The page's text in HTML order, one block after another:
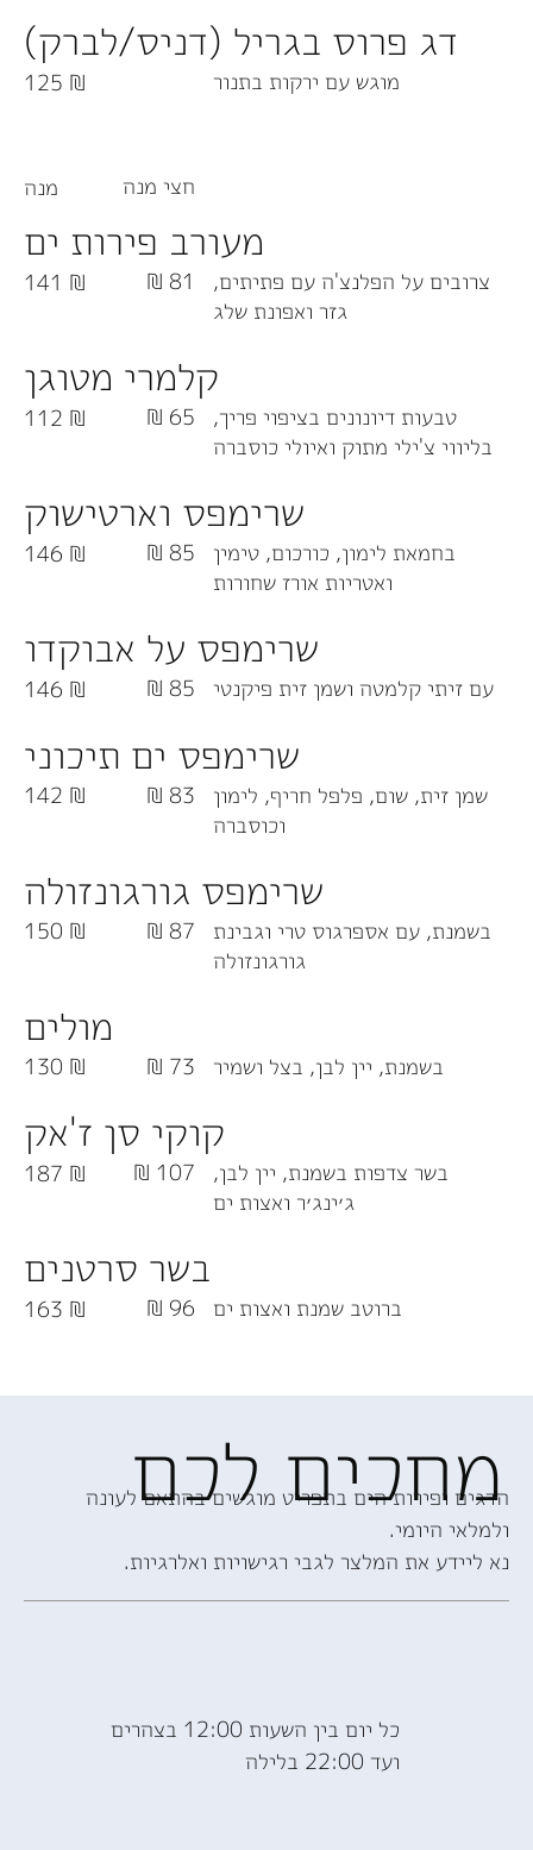
כל יום בין השעות 12:00 בצהרים
ועד 22:00 בלילה
הדגים ופירות הים בתפריט מוגשים בהתאם לעונה
ולמלאי היומי.
נא ליידע את המלצר לגבי רגישויות ואלרגיות.
מחכים לכם
דג פרוס בגריל (דניס/לברק)
מוגש עם ירקות בתנור 125 ₪
מעורב פירות ים
צרובים על הפלנצ'ה עם פתיתים,
גזר ואפונת שלג
141 ₪ 81 ₪
קלמרי מטוגן
טבעות דיונונים בציפוי פריך,
בליווי צ'ילי מתוק ואיולי כוסברה
112 ₪ 65 ₪
שרימפס וארטישוק
בחמאת לימון, כורכום, טימין
ואטריות אורז שחורות
146 ₪ 85 ₪
שרימפס על אבוקדו
עם זיתי קלמטה ושמן זית פיקנטי 146 ₪ 85 ₪
שרימפס ים תיכוני
שמן זית, שום, פלפל חריף, לימון
וכוסברה
142 ₪ 83 ₪
שרימפס גורגונזולה
בשמנת, עם אספרגוס טרי וגבינת
גורגונזולה
150 ₪ 87 ₪
מולים
בשמנת, יין לבן, בצל ושמיר 130 ₪ 73 ₪
קוקי סן ז'אק
בשר צדפות בשמנת, יין לבן,
ג׳ינג׳ר ואצות ים
187 ₪ 107 ₪
בשר סרטנים
ברוטב שמנת ואצות ים 163 ₪ 96 ₪
מנה חצי מנה